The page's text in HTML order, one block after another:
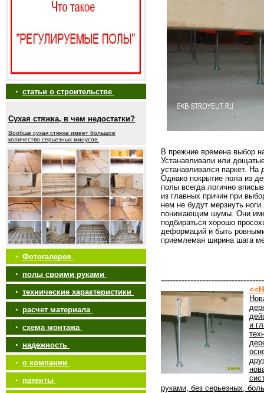
• статьи о строительстве
Сухая стяжка, в чем недостатки?
Вообще сухая стяжка имеет большое
количество серьезных минусов.
• Фотогалерея
• полы своими руками
• технические характеристики
• расчет материала
• схема монтажа
• надежность
• о компании
• патенты
В прежние времена выбор
Устанавливали или
устанавливался паркет.
Однако покрытие пола из
полы всегда логично
из главных причин при
нем не будут мерзнуть
понижающим шумы. Они
подбираться хорошо
деформаций и быть
приемлемая ширина шага
и
руками, без серьезных,